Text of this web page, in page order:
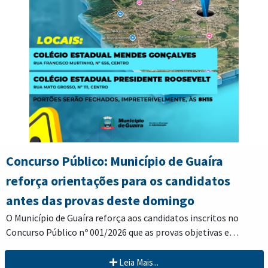
dos trabalhos e contribui para a manutenção da limpeza
urbana.
Administrativo Municipal (CAM), localizado na Avenida Tomas
Luiz Zeballos, nº 2000, Centro, ou entrar em contato pelo
telefone (44) 3642-0001, que também atende via WhatsApp.
Concurso Público: Município de Guaíra
reforça orientações para os candidatos
antes das provas deste domingo
O Município de Guaíra reforça aos candidatos inscritos no
Concurso Público nº 001/2026 que as provas objetivas e
realizadas neste domingo, 2 de agosto. As avaliações
Os candidatos farão as provas no Colégio Estadual Mendes
Leia Mais...